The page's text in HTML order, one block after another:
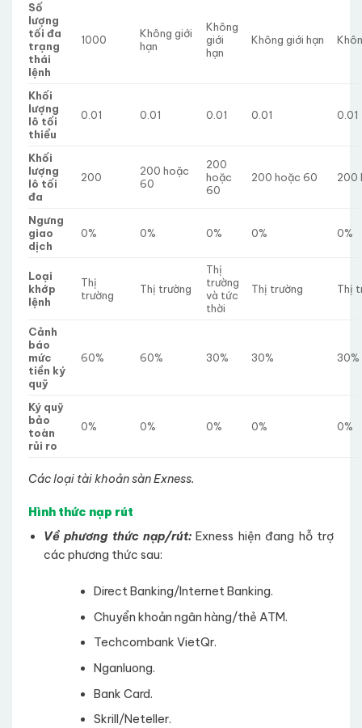
Số
lượng
tối đa
trạng
thái
lệnh
1000
Không giới
hạn
Không
giới
hạn
Không giới hạn
Khối
lượng
lô tối
thiểu
0.01 0.01 0.01 0.01 0.01
Khối
lượng
lô tối
đa
200
200 hoặc
60
200
hoặc
60
200 hoặc 60 200
Ngưng
giao
dịch
0% 0% 0% 0% 0%
Loại
khớp
lệnh
Thị
trường
Thị trường
Thị
trường
và tức
thời
Thị trường Thị
Cảnh
báo
mức
tiền ký
quỹ
60% 60% 30% 30% 30%
Ký quỹ
bảo
toàn
rủi ro
0% 0% 0% 0% 0%
Các loại tài khoản sàn Exness.
Hình thức nạp rút
Về phương thức nạp/rút:Exness hiện đang hỗ trợ
các phương thức sau:
Direct Banking/Internet Banking.
Chuyển khoản ngân hàng/thẻ ATM.
Techcombank VietQr.
Nganluong.
Bank Card.
Skrill/Neteller.